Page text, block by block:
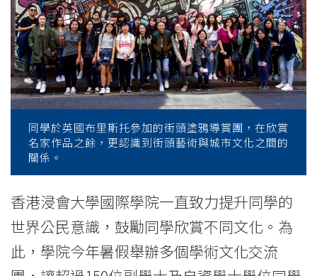
College
News
College
International
Education
Hong
同學於英國布里斯托參加的街頭塗鴉導賞團，在欣賞
名家作品之餘，更認識到街頭藝術與城市文化之間的
關係。
香港浸會大學國際學院一直致力提升同學的
世界公民意識，鼓勵同學欣賞不同文化。為
此，學院今年暑假舉辦多個學術文化交流